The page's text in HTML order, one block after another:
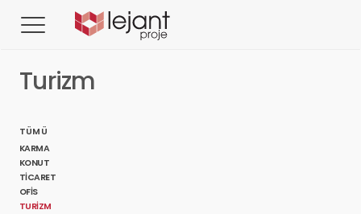
Turizm
TÜMÜ
KARMA
KONUT
TICARET
OFIS
TURIZM